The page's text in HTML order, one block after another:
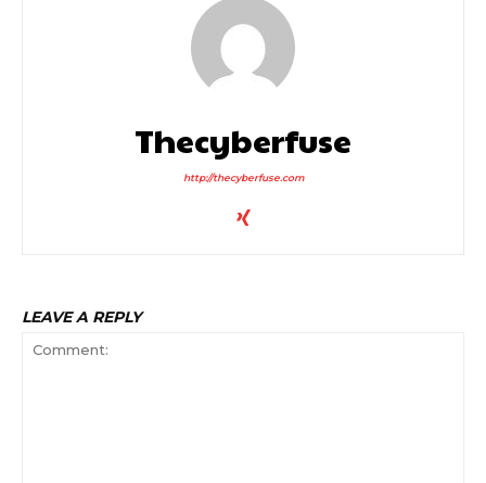
Thecyberfuse
http://thecyberfuse.com
LEAVE A REPLY